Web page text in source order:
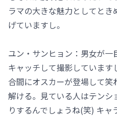
ラマの大きな魅力としてと
げていますし。
ユン・サンヒョン：男女が一
キャッチして撮影していま
合間にオスカーが登場して
解ける。見ている人はテン
りするんでしょうね(笑) キ